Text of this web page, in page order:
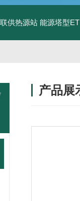
供热源站 能源塔型
产品展